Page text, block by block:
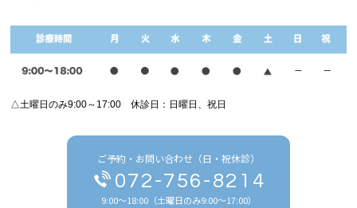
△土曜日のみ9:00～17:00 休診日：日曜日、祝日
ご予約・お問い合わせ（日・祝休診）
072-756-8214
9:00～18:00（土曜日のみ9:00～17:00）